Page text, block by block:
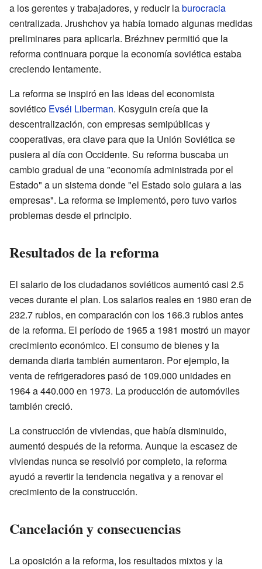
a los gerentes y trabajadores, y reducir laburocracia
centralizada. Jrushchov ya había tomado algunas medidas
preliminares para aplicarla. Brézhnev permitió que la
reforma continuara porque la economía soviética estaba
creciendo lentamente.
La reforma se inspiró en las ideas del economista
soviético Evséi Liberman. Kosyguin creía que la
descentralización, con empresas semipúblicas y
cooperativas, era clave para que la Unión Soviética se
pusiera al día con Occidente. Su reforma buscaba un
cambio gradual de una "economía administrada por el
Estado" a un sistema donde "el Estado solo guiara a las
empresas". La reforma se implementó, pero tuvo varios
problemas desde el principio.
Resultados de la reforma
El salario de los ciudadanos soviéticos aumentó casi 2.5
veces durante el plan. Los salarios reales en 1980 eran de
232.7 rublos, en comparación con los 166.3 rublos antes
de la reforma. El período de 1965 a 1981 mostró un mayor
crecimiento económico. El consumo de bienes y la
demanda diaria también aumentaron. Por ejemplo, la
venta de refrigeradores pasó de 109.000 unidades en
1964 a 440.000 en 1973. La producción de automóviles
también creció.
La construcción de viviendas, que había disminuido,
aumentó después de la reforma. Aunque la escasez de
viviendas nunca se resolvió por completo, la reforma
ayudó a revertir la tendencia negativa y a renovar el
crecimiento de la construcción.
Cancelación y consecuencias
La oposición a la reforma, los resultados mixtos y la